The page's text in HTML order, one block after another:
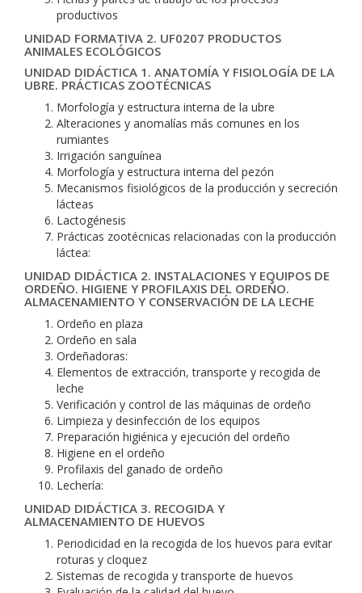
productivos
UNIDAD FORMATIVA 2. UF0207 PRODUCTOS
ANIMALES ECOLÓGICOS
UNIDAD DIDÁCTICA 1. ANATOMÍA Y FISIOLOGÍA DE LA
UBRE. PRÁCTICAS ZOOTÉCNICAS
Morfología y estructura interna de la ubre
Alteraciones y anomalías más comunes en los
rumiantes
Irrigación sanguínea
Morfología y estructura interna del pezón
Mecanismos fisiológicos de la producción y secreción
lácteas
Lactogénesis
Prácticas zootécnicas relacionadas con la producción
láctea:
UNIDAD DIDÁCTICA 2. INSTALACIONES Y EQUIPOS DE
ORDEÑO. HIGIENE Y PROFILAXIS DEL ORDEÑO.
ALMACENAMIENTO Y CONSERVACIÓN DE LA LECHE
Ordeño en plaza
Ordeño en sala
Ordeñadoras:
Elementos de extracción, transporte y recogida de
leche
Verificación y control de las máquinas de ordeño
Limpieza y desinfección de los equipos
Preparación higiénica y ejecución del ordeño
Higiene en el ordeño
Profilaxis del ganado de ordeño
Lechería:
UNIDAD DIDÁCTICA 3. RECOGIDA Y
ALMACENAMIENTO DE HUEVOS
Periodicidad en la recogida de los huevos para evitar
roturas y cloquez
Sistemas de recogida y transporte de huevos